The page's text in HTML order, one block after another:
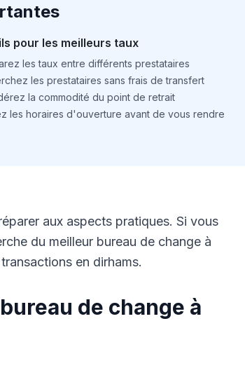
pour les meilleurs taux
les taux entre différents prestataires
les prestataires sans frais de transfert
la commodité du point de retrait
les horaires d'ouverture avant de vous rendre
aux aspects pratiques. Si vous
du meilleur bureau de change à
en dirhams.
de change à